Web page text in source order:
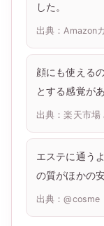
した。
出典：Amazon
顔にも使える
とする感覚が
出典：楽天市
エステに通う
の質がほかの
出典：@cosme